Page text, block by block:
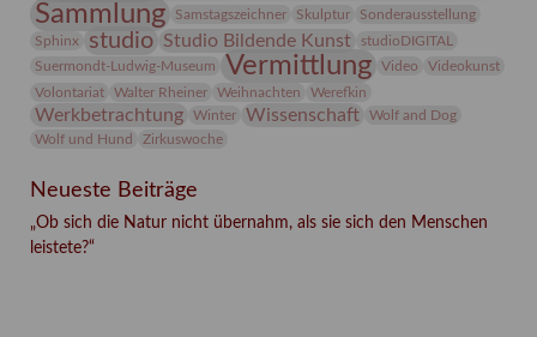
Sammlung Samstagszeichner Skulptur
Sonderausstellung
Sphinx
studio Studio Bildende Kunst
studioDIGITAL
Suermondt-Ludwig-Museum
Vermittlung Video
Videokunst
Volontariat
Walter Rheiner Weihnachten Werefkin
Werkbetrachtung Winter Wissenschaft
Wolf and Dog
Wolf und Hund
Zirkuswoche
Neueste Beiträge
„Ob sich die Natur nicht übernahm, als sie sich den Menschen
leistete?“